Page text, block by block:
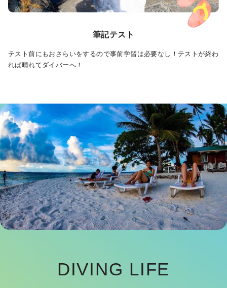
筆記テスト
テスト前にもおさらいをするので事前学習は必要なし！テストが終わ
れば晴れてダイバーへ！
DIVING LIFE